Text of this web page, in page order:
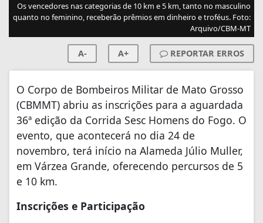
Os vencedores nas categorias de 10 km e 5 km, tanto no masculino
quanto no feminino, receberão prêmios em dinheiro e troféus. Foto:
Arquivo/CBM-MT
A- A+ REPORTAR ERROS
O Corpo de Bombeiros Militar de Mato Grosso
(CBMMT) abriu as inscrições para a aguardada
36ª edição da Corrida Sesc Homens do Fogo. O
evento, que acontecerá no dia 24 de
novembro, terá início na Alameda Júlio Muller,
em Várzea Grande, oferecendo percursos de 5
e 10 km.
Inscrições e Participação